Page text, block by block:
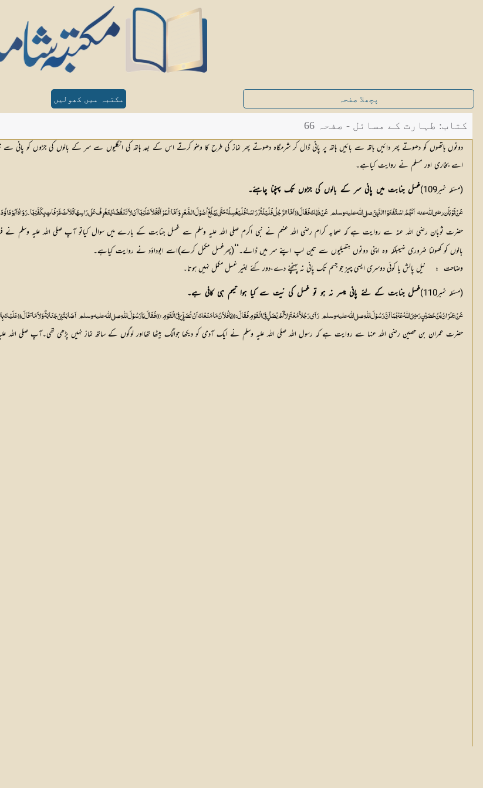
پچھلا صفحہ مکتبہ میں کھولیں
کتاب: طہارت کے مسائل - صفحہ 66
دونوں ہاتھوں کو دھوتے پھر دائیں ہاتھ سے بائیں ہاتھ پر پانی ڈال کر شرمگاہ دھوتے پھر نماز کی طرح کا وضو کرتے اس کے بعد ہاتھ کی انگلیوں سے سر کے بالوں کی جڑوں کو
اسے بخاری اور مسلم نے روایت کیاہے۔
(مسئلہ نمبر109)
غسل جنابت میں پانی سر کے بالوں کی جڑوں تک پہنچنا چاہئے۔
عَنْ ثَوْبَاَن رضی اللّٰه عنہ اَنَّہُمُ اسْتَفْتَوُا النَّبِیَّ  صلی اللّٰه علیہ وسلم عَنْ ذٰلِکَ فَقَالَ (( اَمَّا الرَّجُلُ فَلْیَنْثُرْ رَاسَہُ فَلْیَغْسِلْہُ حَتَّی یَبْلُغَ اُصُوْلَ الشَّعْرِ وَاَمَّا الْمَرْاَۃُ فَلاَ عَلَیْہَا اَنْ لاَ تَنْقُضَہُ لِتَغْرِفْ عَلَی رَاسِہَا ثَلاَثَ غَرَفَاتٍ بِکَفَّیْہَا ۔رَوَاہُ اَبُوْدَاؤُدَ
حضرت ثوبان رضی اللہ عنہ سے روایت ہے کہ صحابہ کرام رضی اللہ عنہم نے نبی اکرم صلی اللہ علیہ وسلم سے غسل جنابت کے بارے میں سوال کیاتو آپ صلی اللہ علیہ وسلم نے
بالوں کو کھولنا ضروری نہیںبلکہ وہ اپنی دونوں ہتھیلیوں سے تین لپ اپنے سر میں ڈالے۔ (پھرغسل مکمل کرے)اسے ابوداؤد نے روایت کیاہے۔
وضاحت
   :
پالشیا کوئیدوسریایسیچیزجوجسمتکپانینہپہنچنےدے،دور کئے بغیر غسل مکملنہیںہوتا۔
(مسئلہ نمبر110)
غسل جنابت کے لئے پانی میسر نہ ہو تو غسل کی نیت سے کیا ہوا تیمم ہی کافی ہے۔
عَنْ عِمْرَانُ بْنُ حُصَیْنٍ رَضِیَ اللّٰہُ عَنْہُمَا اَنَّ رَسُوْلَ اللّٰہِ صلی اللّٰه علیہ وسلم رَاَی رَجُلاً مُعْتَزِلاً لَمْ یُصَلِّ فِیْ الْقَوْمِ فَقَالَ :(( یَافُلاَنُ مَا مَنَعْکَ اَنْ تُصَلِّیَ فِیْ الْقَوْمِ ؟ )) فَقَالَ یَا رَسُوْلَ اللّٰہِ  صلی اللّٰه علیہ وسلم اَصَابَتْنِیْ جَنَابَۃٌ وَلاَ مَائَ قَالَ (( عَلَیْکَ
حضرت عمران بن حصین رضی اللہ عنہا سے روایت ہے کہ رسول اللہ صلی اللہ علیہ وسلم نے ایک آدمی کو دیکھا جوالگ بیٹھا تھااور لوگوں کے ساتھ نماز نہیں پڑھی تھی۔آپ صلی اللہ